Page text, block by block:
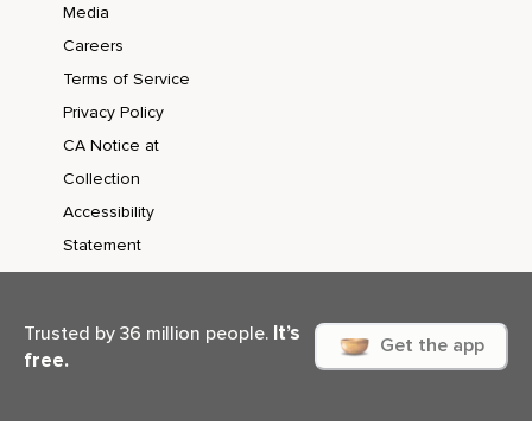
Trusted by 36 million people. It’s
free.
Get the app
Media
Careers
Terms of Service
Privacy Policy
CA Notice at
Collection
Accessibility
Statement